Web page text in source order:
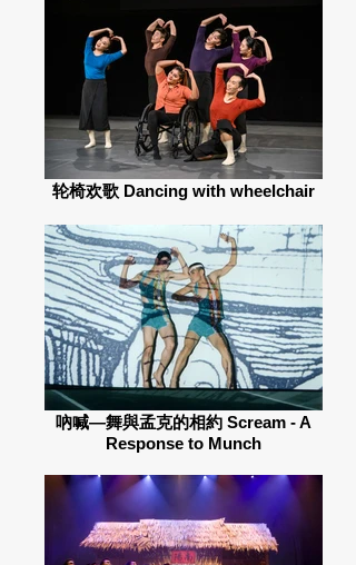
轮椅欢歌 Dancing with wheelchair
吶喊—舞與孟克的相約 Scream - A
Response to Munch